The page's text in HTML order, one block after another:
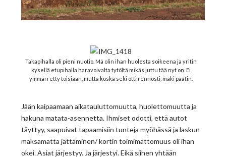
Takapihalla oli pieni nuotio. Mä olin ihan huolesta soikeena ja yritin
kysellä etupihalla haravoivalta tytöltä mikäs juttu tää nyt on. Ei
ymmärretty toisiaan, mutta koska seki otti rennosti, mäki päätin.
Jään kaipaamaan aikatauluttomuutta, huolettomuutta ja
hakuna matata-asennetta. Ihmiset odotti, että autot
täyttyy, saapuivat tapaamisiin tunteja myöhässä ja laskun
maksamatta jättäminen/ kortin toimimattomuus oli ihan
okei. Asiat järjestyy. Ja järjestyi. Eikä siihen yhtään